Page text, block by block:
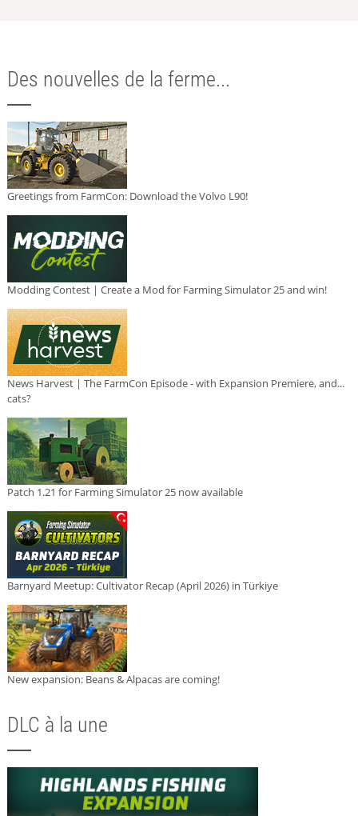
Des nouvelles de la ferme...
Greetings from FarmCon: Download the Volvo L90!
Modding Contest | Create a Mod for Farming Simulator 25 and win!
News Harvest | The FarmCon Episode - with Expansion Premiere, and...
cats?
Patch 1.21 for Farming Simulator 25 now available
Barnyard Meetup: Cultivator Recap (April 2026) in Türkiye
New expansion: Beans & Alpacas are coming!
DLC à la une